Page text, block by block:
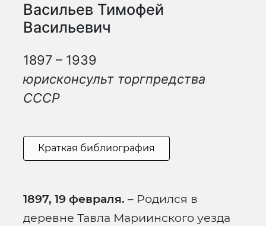
Васильев Тимофей
Васильевич
1897 – 1939
юрисконсульт торгпредства
СССР
Краткая библиография
1897, 19 февраля. – Родился в
деревне Тавла Мариинского уезда